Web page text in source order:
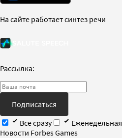
На сайте работает синтез речи
Рассылка:
Подписаться
Все сразу
Еженедельная
Новости Forbes Games